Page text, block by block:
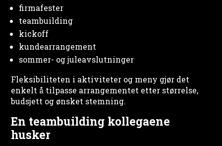
firmafester
teambuilding
kickoff
kundearrangement
sommer- og juleavslutninger
Fleksibiliteten i aktiviteter og meny gjør det
enkelt å tilpasse arrangementet etter størrelse,
budsjett og ønsket stemning.
En teambuilding kollegaene
husker